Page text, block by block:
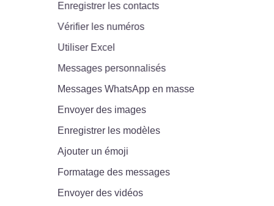
Enregistrer les contacts
Vérifier les numéros
Utiliser Excel
Messages personnalisés
Messages WhatsApp en masse
Envoyer des images
Enregistrer les modèles
Ajouter un émoji
Formatage des messages
Envoyer des vidéos